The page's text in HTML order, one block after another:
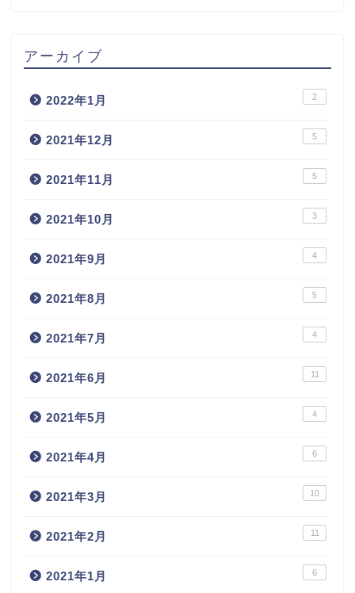
アーカイブ
2022年1月 2
2021年12月 5
2021年11月 5
2021年10月 3
2021年9月 4
2021年8月 5
2021年7月 4
2021年6月 11
2021年5月 4
2021年4月 6
2021年3月 10
2021年2月 11
2021年1月 6